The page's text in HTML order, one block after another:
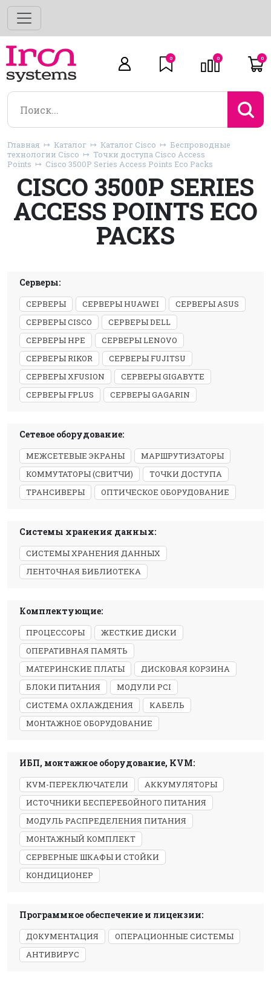
0 0 0
Главная Каталог Каталог Cisco
Беспроводные
технологии Cisco
Точки доступа Cisco Access
Points
Cisco 3500P Series Access Points Eco Packs
CISCO 3500P SERIES
ACCESS POINTS ECO
PACKS
Серверы:
СЕРВЕРЫ СЕРВЕРЫ HUAWEI
СЕРВЕРЫ ASUS
СЕРВЕРЫ CISCO
СЕРВЕРЫ DELL
СЕРВЕРЫ HPE
СЕРВЕРЫ LENOVO
СЕРВЕРЫ RIKOR
СЕРВЕРЫ FUJITSU
СЕРВЕРЫ XFUSION
СЕРВЕРЫ GIGABYTE
СЕРВЕРЫ FPLUS
СЕРВЕРЫ GAGARIN
Сетевое оборудование:
МЕЖСЕТЕВЫЕ ЭКРАНЫ
МАРШРУТИЗАТОРЫ
КОММУТАТОРЫ (СВИТЧИ)
ТОЧКИ ДОСТУПА
ТРАНСИВЕРЫ
ОПТИЧЕСКОЕ ОБОРУДОВАНИЕ
Системы хранения данных:
СИСТЕМЫ ХРАНЕНИЯ ДАННЫХ
ЛЕНТОЧНАЯ БИБЛИОТЕКА
Комплектующие:
ПРОЦЕССОРЫ
ЖЕСТКИЕ ДИСКИ
ОПЕРАТИВНАЯ ПАМЯТЬ
МАТЕРИНСКИЕ ПЛАТЫ
ДИСКОВАЯ КОРЗИНА
БЛОКИ ПИТАНИЯ
МОДУЛИ PCI
СИСТЕМА ОХЛАЖДЕНИЯ
КАБЕЛЬ
МОНТАЖНОЕ ОБОРУДОВАНИЕ
ИБП, монтажное оборудование, KVM:
KVM-ПЕРЕКЛЮЧАТЕЛИ
АККУМУЛЯТОРЫ
ИСТОЧНИКИ БЕСПЕРЕБОЙНОГО ПИТАНИЯ
МОДУЛЬ РАСПРЕДЕЛЕНИЯ ПИТАНИЯ
МОНТАЖНЫЙ КОМПЛЕКТ
СЕРВЕРНЫЕ ШКАФЫ И СТОЙКИ
КОНДИЦИОНЕР
Программное обеспечение и лицензии:
ДОКУМЕНТАЦИЯ
ОПЕРАЦИОННЫЕ СИСТЕМЫ
АНТИВИРУС